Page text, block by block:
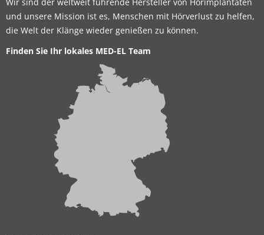
und unsere Mission ist es, Menschen mit Hörverlust zu helfen,
die Welt der Klänge wieder genießen zu können.
Finden Sie Ihr lokales MED-EL Team